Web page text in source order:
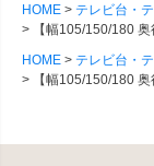
HOME テレビ台・
【幅105/150/180
HOME
テレビ台・
【幅105/150/180